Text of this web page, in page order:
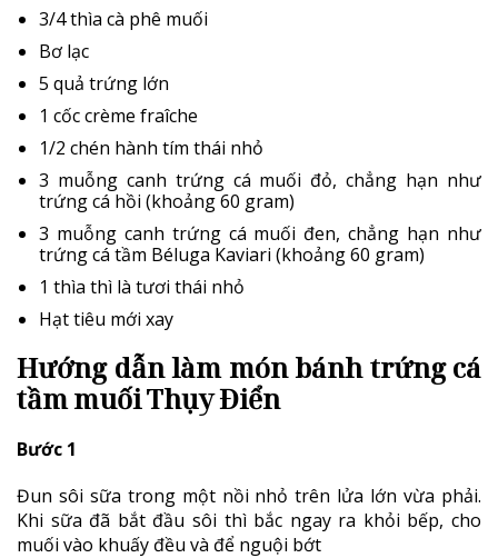
3/4 thìa cà phê muối
Bơ lạc
5 quả trứng lớn
1 cốc crème fraîche
1/2 chén hành tím thái nhỏ
3 muỗng canh trứng cá muối đỏ, chẳng hạn như
trứng cá hồi (khoảng 60 gram)
3 muỗng canh trứng cá muối đen, chẳng hạn như
trứng cá tầm Béluga Kaviari (khoảng 60 gram)
1 thìa thì là tươi thái nhỏ
Hạt tiêu mới xay
Hướng dẫn làm món bánh trứng cá
tầm muối Thụy Điển
Bước 1
Đun sôi sữa trong một nồi nhỏ trên lửa lớn vừa phải.
Khi sữa đã bắt đầu sôi thì bắc ngay ra khỏi bếp, cho
muối vào khuấy đều và để nguội bớt